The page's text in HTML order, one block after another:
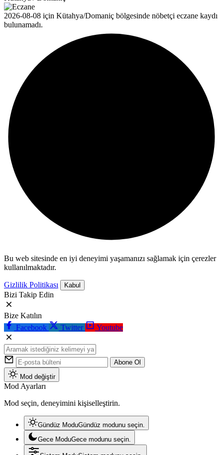
2026-08-08 için Kütahya/Domaniç bölgesinde nöbetçi eczane kaydı
bulunamadı.
Bu web sitesinde en iyi deneyimi yaşamanızı sağlamak için çerezler
kullanılmaktadır.
Gizlilik Politikası Kabul
Bizi Takip Edin
Bize Katılın
Facebook
Twitter Youtube
Abone Ol
Mod değiştir
Mod Ayarları
Mod seçin, deneyimini kişiselleştirin.
Gündüz ModuGündüz modunu seçin.
Gece ModuGece modunu seçin.